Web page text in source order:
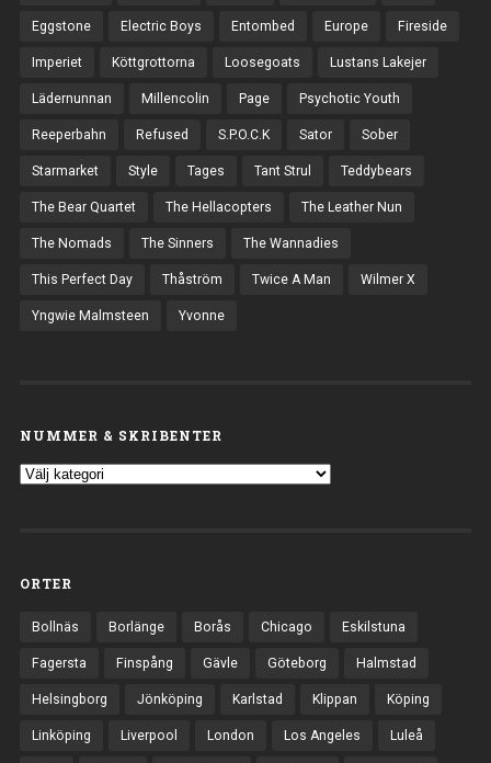
Eggstone Electric Boys Entombed Europe Fireside
Imperiet Köttgrottorna Loosegoats Lustans Lakejer
Lädernunnan Millencolin Page Psychotic Youth
Reeperbahn Refused S.P.O.C.K Sator Sober
Starmarket Style Tages Tant Strul Teddybears
The Bear Quartet The Hellacopters The Leather Nun
The Nomads The Sinners The Wannadies
This Perfect Day Thåström Twice A Man Wilmer X
Yngwie Malmsteen Yvonne
NUMMER & SKRIBENTER
ORTER
Bollnäs Borlänge Borås Chicago Eskilstuna
Fagersta Finspång Gävle Göteborg Halmstad
Helsingborg Jönköping Karlstad Klippan Köping
Linköping Liverpool London Los Angeles Luleå